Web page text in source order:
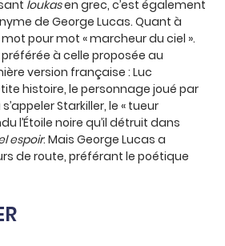
loukasen grec, c’est également
de George Lucas. Quant à
pour mot « marcheur du ciel ».
à celle proposée au
version française : Luc
histoire, le personnage joué par
Starkiller, le « tueur
l’Étoile noire qu’il détruit dans
espoir. Mais George Lucas a
de route, préférant le poétique